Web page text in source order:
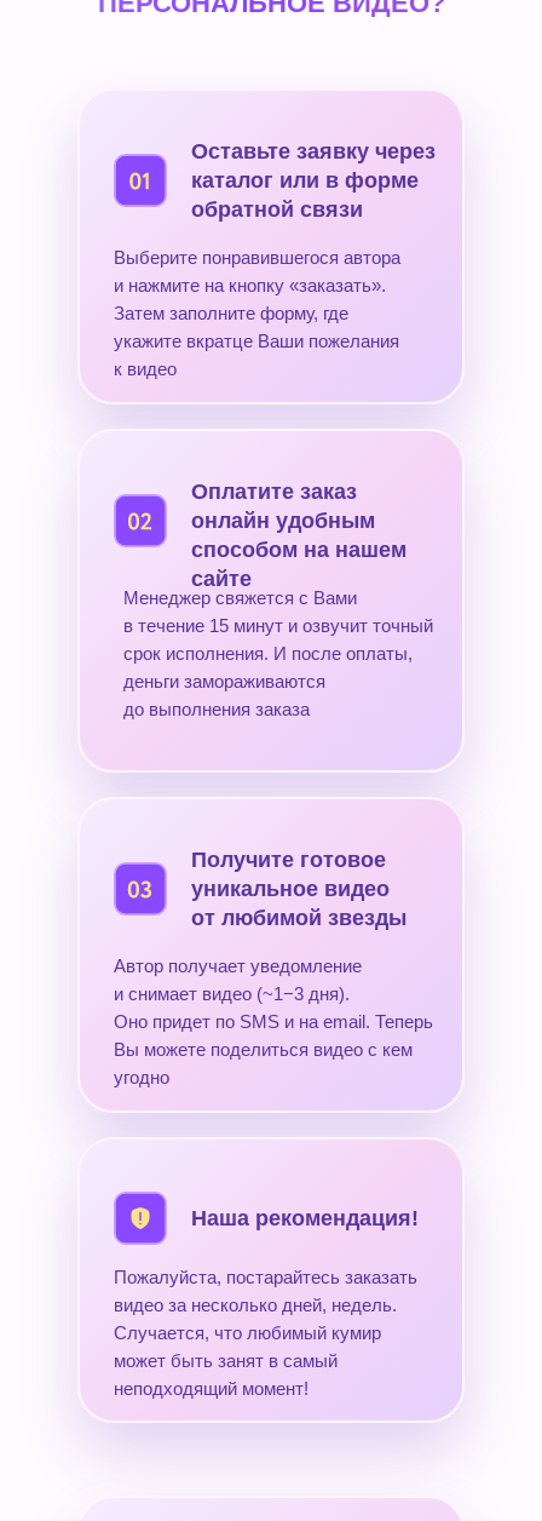
Выберите понравившегося автора
и нажмите на кнопку «заказать».
Затем заполните форму, где
укажите вкратце Ваши пожелания
к видео
Оставьте заявку через
каталог или в форме
обратной связи
Менеджер свяжется с Вами
в течение 15 минут и озвучит точный
срок исполнения. И после оплаты,
деньги замораживаются
до выполнения заказа
Оплатите заказ
онлайн удобным
способом на нашем
сайте
Автор получает уведомление
и снимает видео (~1−3 дня).
Оно придет по SMS и на email. Теперь
Вы можете поделиться видео с кем
угодно
Получите готовое
уникальное видео
от любимой звезды
Пожалуйста, постарайтесь заказать
видео за несколько дней, недель.
Случается, что любимый кумир
может быть занят в самый
неподходящий момент!
Наша рекомендация!